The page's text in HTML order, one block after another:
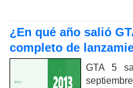
¿En qué año salió
completo de
GTA 5